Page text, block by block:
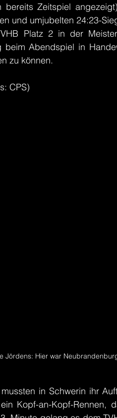
bereits Zeitspiel
und umjubelten 24:23-
Platz 2 in der
beim Abendspiel in
zu können.
CPS)
Jördens: Hier war
in Schwerin ihr
Kopf-an-Kopf-Rennen,